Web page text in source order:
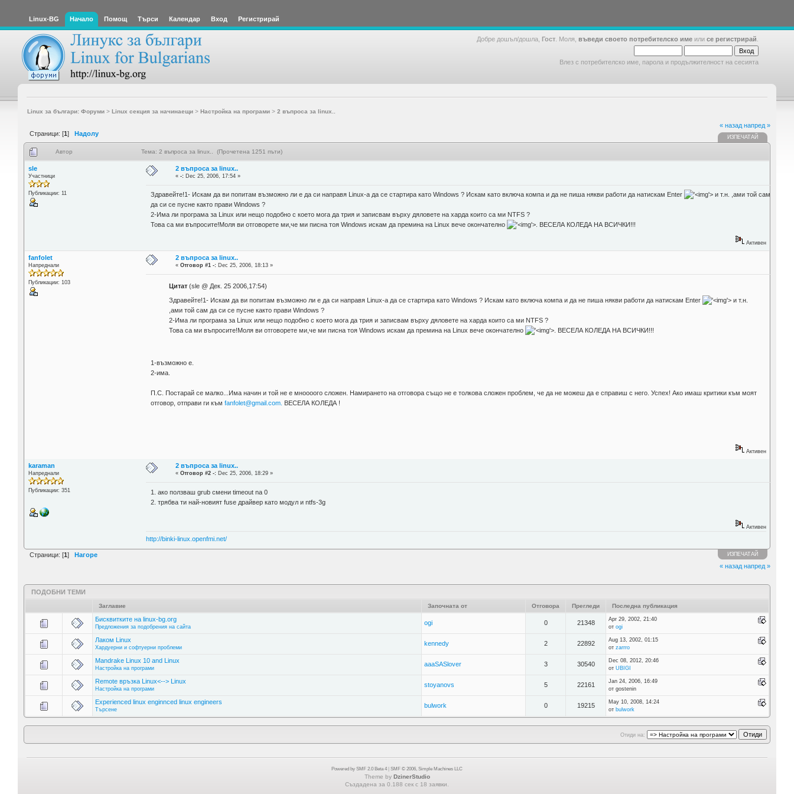
Linux-BG Начало Помощ Търси Календар Вход Регистрирай
Добре дошъл/дошла, Гост . Моля, въведи своето потребителско име или се регистрирай
Влез с потребителско име, парола и продължителност на сесията
Linux за българи: Форуми> Linux секция за начинаещи> Настройка на програми> 2 въпроса за linux..
Страници: [1] Надолу
« назад напред »
ИЗПЕЧАТАЙ
Автор Тема: 2 въпроса за linux.. (Прочетена 1251 пъти)
sle
Участници
Публикации: 11
2 въпроса за linux..
«-: Dec 25, 2006, 17:54 »
Здравейте!1- Искам да ви попитам възможно ли е да си направя Linux-а да се стартира като Windows ? Искам като включа компа и да не пиша някви работи да натискам Enter '> и т.н. ,ами той сам
да си се пусне както прави Windows ?
2-Има ли програма за Linux или нещо подобно с което мога да трия и записвам върху дяловете на харда които са ми NTFS ?
Това са ми въпросите!Моля ви отговорете ми,че ми писна тоя Windows искам да премина на Linux вече окончателно
'> . ВЕСЕЛА КОЛЕДА НА ВСИЧКИ!!!
Активен
fanfolet
Напреднали
Публикации: 103
2 въпроса за linux..
«Отговор #1 -: Dec 25, 2006, 18:13 »
Цитат(sle @ Дек. 25 2006,17:54)
Здравейте!1- Искам да ви попитам възможно ли е да си направя Linux-а да се стартира като Windows ? Искам като включа компа и да не пиша някви работи да натискам Enter
'>и т.н.
,ами той сам да си се пусне както прави Windows ?
2-Има ли програма за Linux или нещо подобно с което мога да трия и записвам върху дяловете на харда които са ми NTFS ?
Това са ми въпросите!Моля ви отговорете ми,че ми писна тоя Windows искам да премина на Linux вече окончателно
'>. ВЕСЕЛА КОЛЕДА НА ВСИЧКИ!!!
1-възможно е.
2-има.
П.С. Постарай се малко...Има начин и той не е мноооого сложен. Намирането на отговора също не е толкова сложен проблем, че да не можеш да е справиш с него. Успех! Ако имаш критики към моят
отговор, отправи ги къмfanfolet@gmail.com. ВЕСЕЛА КОЛЕДА !
Активен
karaman
Напреднали
Публикации: 351
2 въпроса за linux..
«Отговор #2 -: Dec 25, 2006, 18:29 »
1. ако ползваш grub смени timeout na 0
2. трябва ти най-новият fuse драйвер като модул и ntfs-3g
Активен
http://binki-linux.openfmi.net/
Страници: [1] Нагоре ИЗПЕЧАТАЙ
« назад напред »
ПОДОБНИ ТЕМИ
Заглавие Започната от Отговора Прегледи Последна публикация
Бисквитките на linux-bg.org
Предложения за подобрения на сайта
ogi 0 21348
Apr 29, 2002, 21:40
от ogi
Лаком Linux
Хардуерни и софтуерни проблеми
kennedy 2 22892
Aug 13, 2002, 01:15
от zarrro
Mandrake Linux 10 and Linux
Настройка на програми
aaaSASlover 3 30540
Dec 08, 2012, 20:46
от UBIGI
Remote връзка Linux<--> Linux
Настройка на програми
stoyanovs 5 22161
Jan 24, 2006, 16:49
от gostenin
Experienced linux enginnced linux engineers
Търсене
bulwork 0 19215
May 10, 2008, 14:24
от bulwork
Отиди на:
Powered by SMF 2.0 Beta 4 SMF © 2006, Simple Machines LLC
Theme by DzinerStudio
Създадена за 0.188 сек с 18 заявки.